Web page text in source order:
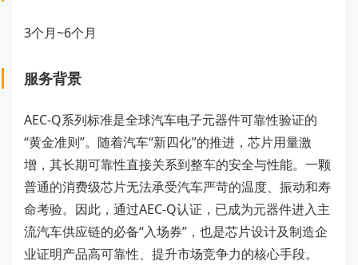
3个月~6个月
服务背景
AEC-Q系列标准是全球汽车电子元器件可靠性验证的
“黄金准则”。随着汽车“新四化”的推进，芯片用量激
增，其长期可靠性直接关系到整车的安全与性能。一颗
普通的消费级芯片无法承受汽车严苛的温度、振动和寿
命考验。因此，通过AEC-Q认证，已成为元器件进入主
流汽车供应链的必备“入场券”，也是芯片设计及制造企
业证明产品高可靠性、提升市场竞争力的核心手段。